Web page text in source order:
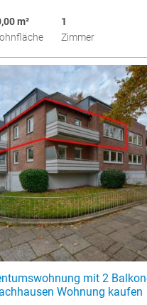
m²
1
Zimmer
mit 2
Wohnung kaufen